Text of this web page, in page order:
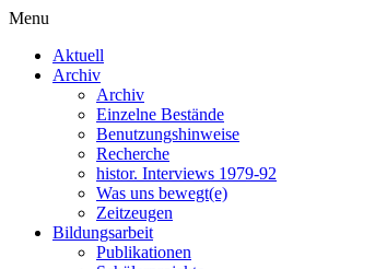
Menu
Aktuell
Archiv
Archiv
Einzelne Bestände
Benutzungshinweise
Recherche
histor. Interviews 1979-92
Was uns bewegt(e)
Zeitzeugen
Bildungsarbeit
Publikationen